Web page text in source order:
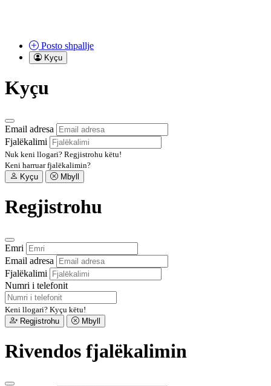
Posto shpallje
Kyçu
Kyçu
Email adresa
Fjalëkalimi
Nuk keni llogari? Regjistrohu këtu!
Keni harruar fjalëkalimin?
Kyçu
Mbyll
Regjistrohu
Emri
Email adresa
Fjalëkalimi
Numri i telefonit
Keni llogari? Kyçu këtu!
Regjistrohu
Mbyll
Rivendos fjalëkalimin